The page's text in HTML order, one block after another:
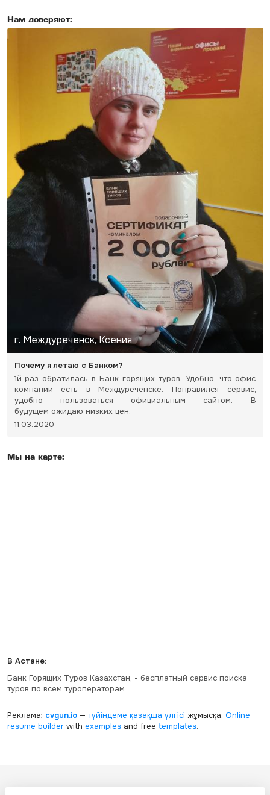
Нам доверяют:
г. Междуреченск, Ксения
Почему я летаю с Банком?
1й раз обратилась в Банк горящих туров. Удобно, что офис
компании есть в Междуреченске. Понравился сервис,
удобно пользоваться официальным сайтом. В
будущем ожидаю низких цен.
11.03.2020
Мы на карте:
В Астане:
Банк Горящих Туров Казахстан, - бесплатный сервис поиска
туров по всем туроператорам
Реклама: cvgun.io— түйіндеме қазақша үлгісі жұмысқа. Online
resume builderwith examplesand free templates.